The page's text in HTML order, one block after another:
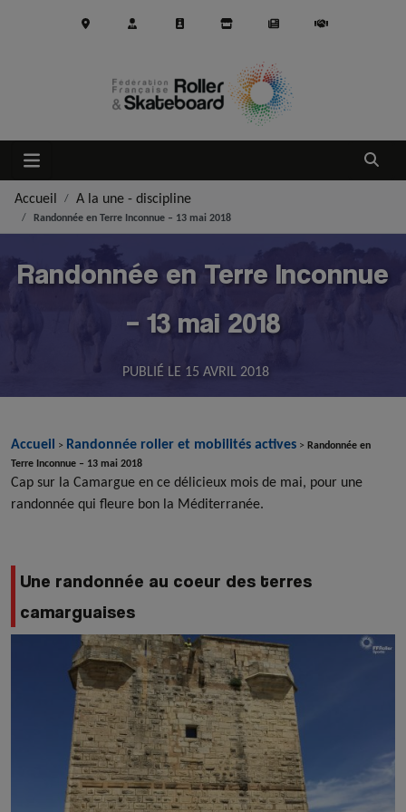
Ouvrir
Accueil A la une - discipline
Randonnée en Terre Inconnue – 13 mai 2018
Randonnée en Terre Inconnue
– 13 mai 2018
PUBLIÉ LE 15 AVRIL 2018
Accueil > Randonnée roller et mobilités actives > Randonnée en
Terre Inconnue – 13 mai 2018
Cap sur la Camargue en ce délicieux mois de mai, pour une
randonnée qui fleure bon la Méditerranée.
Une randonnée au coeur des terres
camarguaises